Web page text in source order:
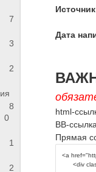
7
3
2
8
0
1
2
Дата
html-
BB-
Прямая